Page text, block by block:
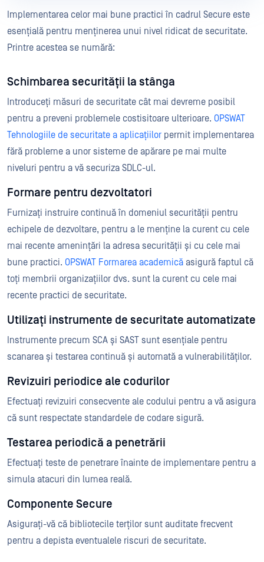
Implementarea celor mai bune practici în cadrul Secure este
esențială pentru menținerea unui nivel ridicat de securitate.
Printre acestea se numără:
Schimbarea securității la stânga
Introduceți măsuri de securitate cât mai devreme posibil
pentru a preveni problemele costisitoare ulterioare. OPSWAT
Tehnologiile de securitate a aplicațiilor permit implementarea
fără probleme a unor sisteme de apărare pe mai multe
niveluri pentru a vă securiza SDLC-ul.
Formare pentru dezvoltatori
Furnizați instruire continuă în domeniul securității pentru
echipele de dezvoltare, pentru a le menține la curent cu cele
mai recente amenințări la adresa securității și cu cele mai
bune practici. OPSWAT Formarea academică asigură faptul că
toți membrii organizațiilor dvs. sunt la curent cu cele mai
recente practici de securitate.
Utilizați instrumente de securitate automatizate
Instrumente precum SCA și SAST sunt esențiale pentru
scanarea și testarea continuă și automată a vulnerabilităților.
Revizuiri periodice ale codurilor
Efectuați revizuiri consecvente ale codului pentru a vă asigura
că sunt respectate standardele de codare sigură.
Testarea periodică a penetrării
Efectuați teste de penetrare înainte de implementare pentru a
simula atacuri din lumea reală.
Componente Secure
Asigurați-vă că bibliotecile terților sunt auditate frecvent
pentru a depista eventualele riscuri de securitate.